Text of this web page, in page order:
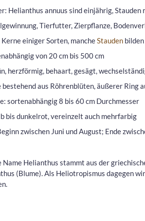
Helianthus annuus sind einjährig, Stauden
Tierfutter, Zierpflanze,
einiger Sorten, mancheStauden
von 20 cm bis 500 cm
herzförmig, behaart, gesägt,
bestehend aus Röhrenblüten, äußerer Ring
sortenabhängig 8 bis 60 cm Durchmesser
bis dunkelrot, vereinzelt auch mehrfarbig
zwischen Juni und August; Ende
Name Helianthus stammt aus der
(Blume). Als Heliotropismus dagegen